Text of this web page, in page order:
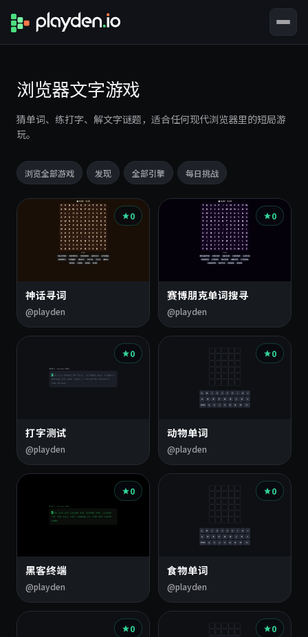
浏览器文字游戏
猜单词、练打字、解文字谜题，适合任何现代浏览器里的短局游
玩。
浏览全部游戏 发现 全部引擎 每日挑战
游
表
0
神话寻词
@playden
0
赛博朋克单词搜寻
@playden
0
打字测试
@playden
0
动物单词
@playden
0
黑客终端
@playden
0
食物单词
@playden
0 0